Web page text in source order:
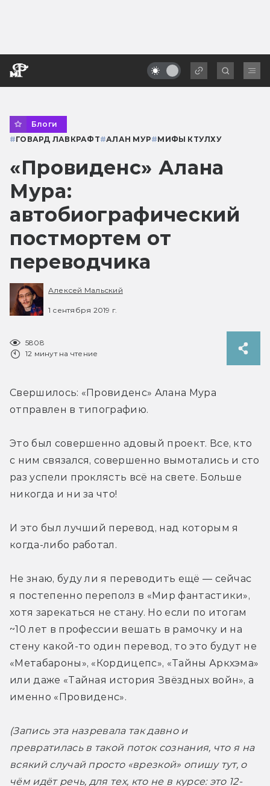
Блоги
#ГОВАРД ЛАВКРАФТ#АЛАН МУР#МИФЫ КТУЛХУ
«Провиденс» Алана
Мура:
автобиографический
постмортем от
переводчика
Алексей Мальский
1 сентября 2019 г.
5808
12 минут на чтение
Свершилось: «Провиденс» Алана Мура
отправлен в типографию.
Это был совершенно адовый проект. Все, кто
с ним связался, совершенно вымотались и сто
раз успели проклясть всё на свете. Больше
никогда и ни за что!
И это был лучший перевод, над которым я
когда-либо работал.
Не знаю, буду ли я переводить ещё — сейчас
я постепенно переполз в «Мир фантастики»,
хотя зарекаться не стану. Но если по итогам
~10 лет в профессии вешать в рамочку и на
стену какой-то один перевод, то это будут не
«Метабароны», «Кордицепс», «Тайны Аркхэма»
или даже «Тайная история Звёздных войн», а
именно «Провиденс».
(Запись эта назревала так давно и
превратилась в такой поток сознания, что я на
всякий случай просто «врезкой» опишу тут, о
чём идёт речь, для тех, кто не в курсе: это 12-